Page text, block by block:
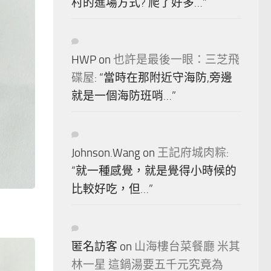
村的進場方式? 爬了好多…”
HWP on 也許是最後一眼：三芝飛
碟屋: “當時在那附近守海防,旁邊
就是一個海防班哨…”
Johnson.Wang on 王記府城肉粽:
“就一種感覺，就是覺得小時候的
比較好吃，但…”
匿名訪客 on 山海樓台菜餐廳 米其
林一星 這鍋湯要五千元究竟為